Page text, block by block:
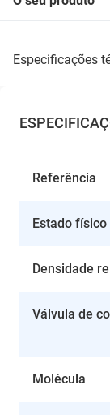
especificações
Referência
Estado físico
Densidade
Válvula de
Molécula